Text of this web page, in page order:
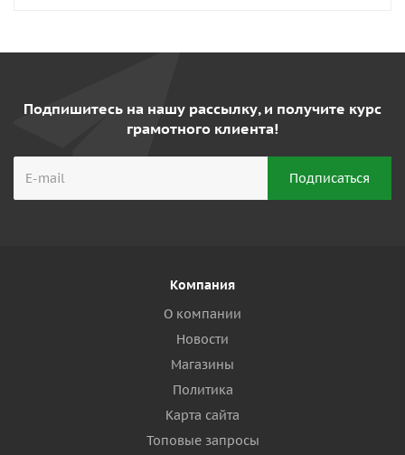
Подпишитесь на нашу рассылку, и получите курс
грамотного клиента!
Компания
О компании
Новости
Магазины
Политика
Карта сайта
Топовые запросы